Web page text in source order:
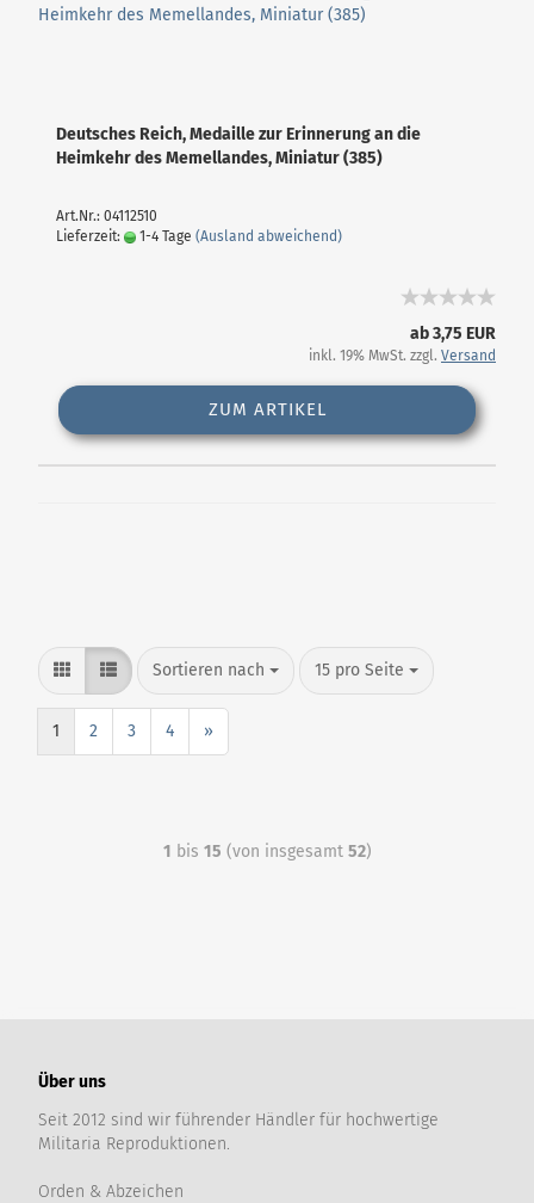
Deutsches Reich, Medaille zur Erinnerung an die
Heimkehr des Memellandes, Miniatur (385)
Art.Nr.: 04112510
Lieferzeit:
1-4 Tage (Ausland abweichend)
ab 3,75 EUR
inkl. 19% MwSt. zzgl. Versand
ZUM ARTIKEL
Sortieren nach 15 pro Seite
1 2 3 4 »
1 bis 15 (von insgesamt 52)
Über uns
Seit 2012 sind wir führender Händler für hochwertige
Militaria Reproduktionen.
Orden & Abzeichen